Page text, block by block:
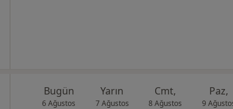
Bugün
6 Ağustos
Yarın
7 Ağustos
Cmt,
8 Ağustos
Paz,
9